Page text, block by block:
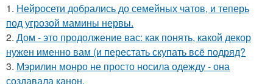
1. Нейросети добрались до семейных чатов, и теперь
под угрозой мамины нервы.
2. Дом - это продолжение вас: как понять, какой декор
нужен именно вам (и перестать скупать всё подряд?
3. Мэрилин монро не просто носила одежду - она
создавала канон.